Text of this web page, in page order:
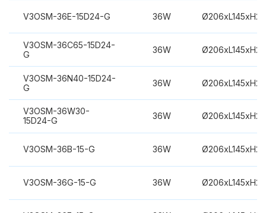
V3OSM-36E-15D24-G 36W
V3OSM-36C65-15D24-
G
36W
V3OSM-36N40-15D24-
G
36W
V3OSM-36W30-
15D24-G
36W
V3OSM-36B-15-G 36W
V3OSM-36G-15-G 36W